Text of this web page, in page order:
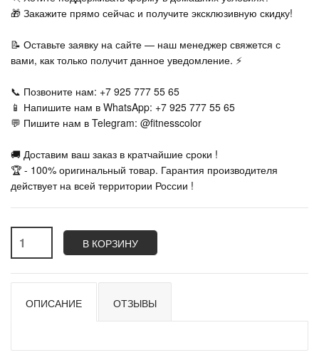
🎁 Закажите прямо сейчас и получите эксклюзивную скидку!
📝 Оставьте заявку на сайте — наш менеджер свяжется с
вами, как только получит данное уведомление. ⚡
📞 Позвоните нам: +7 925 777 55 65
📱 Напишите нам в WhatsApp: +7 925 777 55 65
💬 Пишите нам в Telegram: @fitnesscolor
🚚 Доставим ваш заказ в кратчайшие сроки !
🏆 - 100% оригинальный товар. Гарантия производителя
действует на всей территории России !
В КОРЗИНУ
ОПИСАНИЕ ОТЗЫВЫ